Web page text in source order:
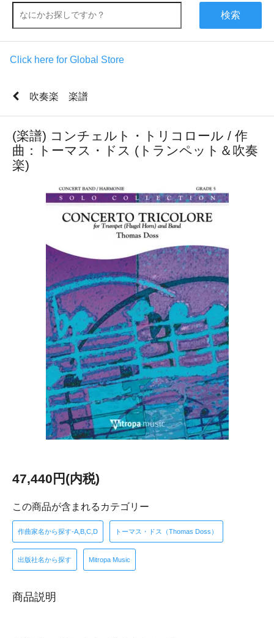
検索
Click here for Global Store
吹奏楽 楽譜
(楽譜) コンチェルト・トリコロール / 作
曲：トーマス・ドス (トランペット＆吹奏
楽)
47,440円(内税)
この商品が含まれるカテゴリー
作曲家名から探す-A,B,C,D トーマス・ドス（Thomas Doss）
出版社名から探す Mitropa Music
商品説明